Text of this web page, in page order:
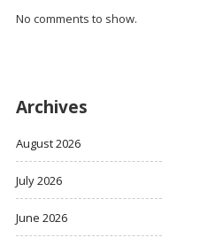
No comments to show.
Archives
August 2026
July 2026
June 2026